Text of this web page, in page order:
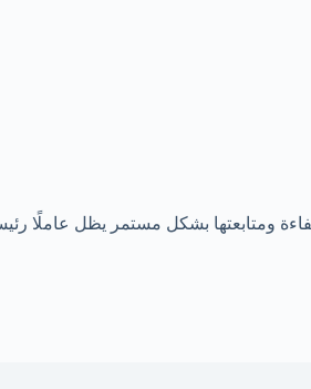
ومتابعتها بشكل مستمر يظل عاملًا